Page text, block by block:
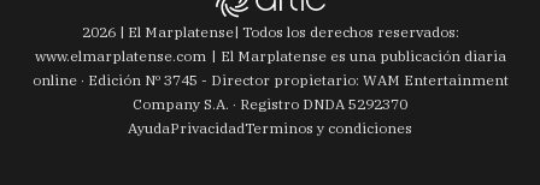
2026| El Marplatense| Todos los derechos reservados:
www.elmarplatense.com
El Marplatense es una publicación diaria
online · Edición Nº 3745 - Director propietario: WAM Entertainment
Company S.A. · Registro DNDA 5292370
AyudaPrivacidadTerminos y condiciones